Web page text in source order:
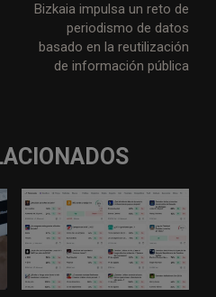
Bizkaia impulsa un reto de
periodismo de datos
basado en la reutilización
de información pública